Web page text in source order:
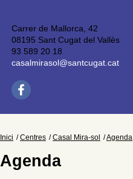
Carrer de Mallorca, 42
08195 Sant Cugat del Vallès
93 589 20 18
casalmirasol@santcugat.cat
Inici Centres Casal Mira-sol Agenda
Agenda